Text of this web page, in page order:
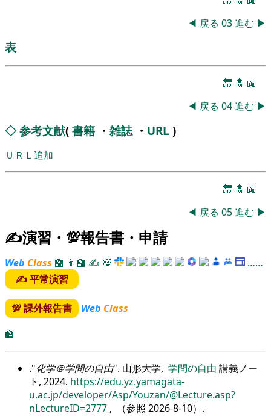
◀ 戻る 03進む ▶
表
🔚 🔝 📖
◀ 戻る 04進む ▶
◇ 参考文献( 書籍 ・ 雑誌・ URL )
ＵＲＬ追加
🔚 🔝 📖
◀ 戻る 05進む ▶
✍演習・💯報告書・申請
Web Class 🏫 👨‍🏫 ✍ 💯
……
✍ 平常演習
💯 課外報告書 Web Class
🏫
. 化学＠学問の自由 . 山形大学, 学問の自由 講義ノー
ト, 2024. https://edu.yz.yamagata-
u.ac.jp/developer/Asp/Youzan/@Lecture.asp?
nLectureID=2777 , （参照 2026-8-10）.